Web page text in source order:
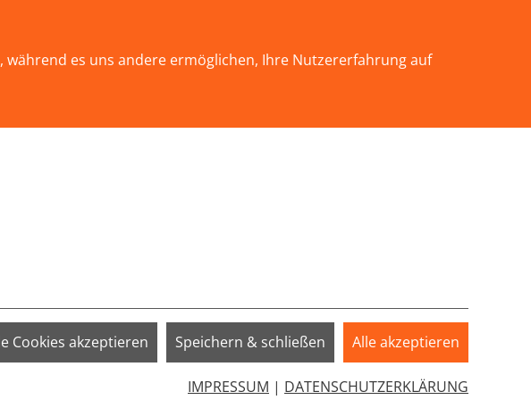
es uns andere ermöglichen, Ihre Nutzererfahrung auf
Cookies akzeptieren Speichern & schließen Alle akzeptieren
IMPRESSUM | DATENSCHUTZERKLÄRUNG
mit
Show larger version